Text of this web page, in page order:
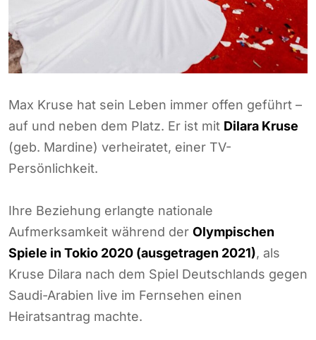
Max Kruse hat sein Leben immer offen geführt –
auf und neben dem Platz. Er ist mit Dilara Kruse
(geb. Mardine) verheiratet, einer TV-
Persönlichkeit.
Ihre Beziehung erlangte nationale
Aufmerksamkeit während der Olympischen
Spiele in Tokio 2020 (ausgetragen 2021), als
Kruse Dilara nach dem Spiel Deutschlands gegen
Saudi-Arabien live im Fernsehen einen
Heiratsantrag machte.